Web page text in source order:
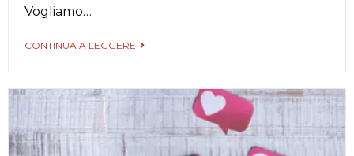
Vogliamo…
CONTINUA A LEGGERE